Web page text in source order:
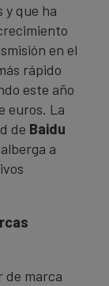
y que ha
en el
rápido
este año
euros. La
de Baidu
a
de marca